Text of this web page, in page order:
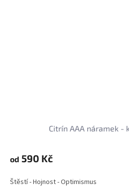
Citrín AAA náramek -
od 590 Kč
Štěstí - Hojnost - Optimismus